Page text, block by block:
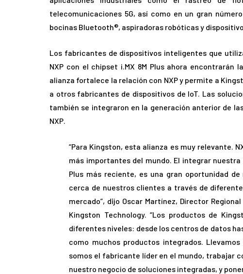
telecomunicaciones 5G, así como en un gran
bocinas Bluetooth®, aspiradoras robóticas y
Los fabricantes de dispositivos inteligentes que
NXP con el chipset i.MX 8M Plus ahora encontrarán
alianza fortalece la relación con NXP y permite a
a otros fabricantes de dispositivos de IoT. Las
también se integraron en la generación anterior de
NXP.
“Para Kingston, esta alianza es muy relevante.
más importantes del mundo. El integrar
Plus más reciente, es una gran oportunidad
cerca de nuestros clientes a través de
mercado”, dijo Oscar Martínez, Director
Kingston Technology. “Los productos de
diferentes niveles: desde los centros de datos
como muchos productos integrados.
somos el fabricante líder en el mundo, trabajar
nuestro negocio de soluciones integradas, y